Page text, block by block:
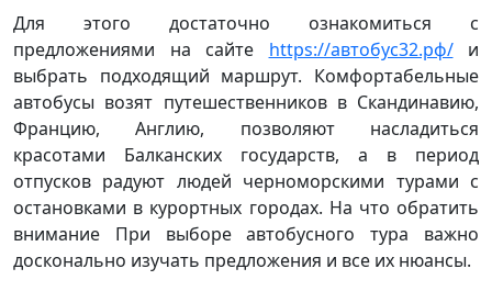
Для этого достаточно ознакомиться с
предложениями на сайте https://автобус32.рф/и
выбрать подходящий маршрут. Комфортабельные
автобусы возят путешественников в Скандинавию,
Францию, Англию, позволяют насладиться
красотами Балканских государств, а в период
отпусков радуют людей черноморскими турами с
остановками в курортных городах. На что обратить
внимание При выборе автобусного тура важно
досконально изучать предложения и все их нюансы.